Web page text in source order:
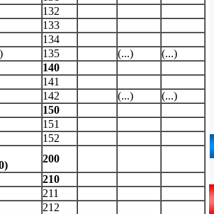
132
133
134
135 (...)
(...)
140
141
142 (...)
(...)
150
151
152
200
210
211
212